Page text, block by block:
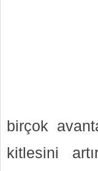
birçok
kitlesini